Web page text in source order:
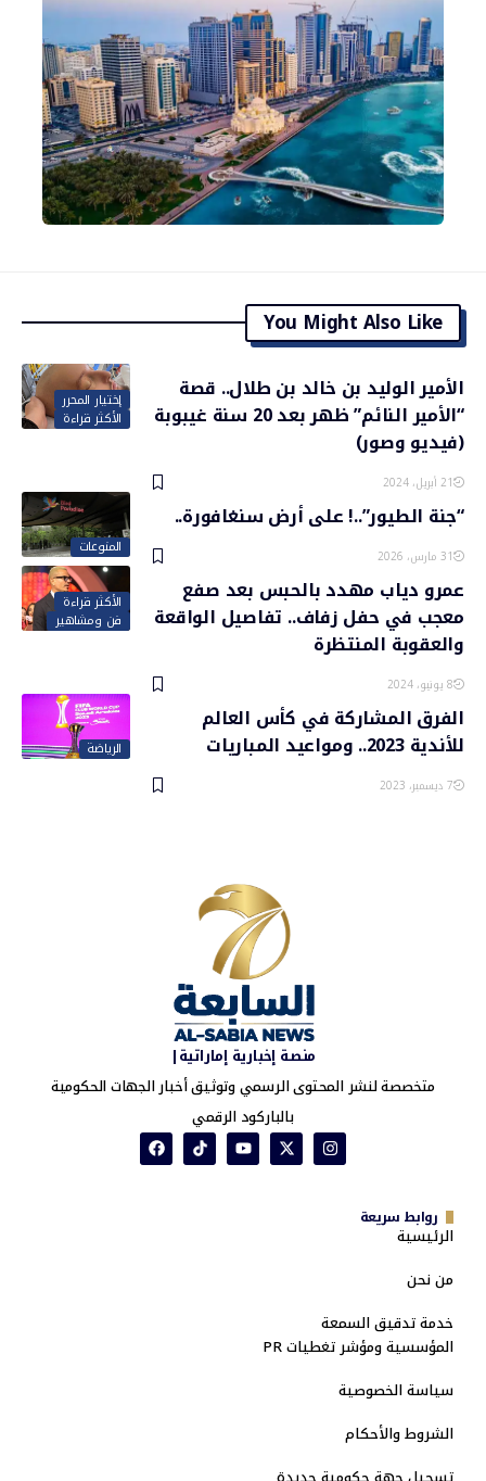
You Might Also Like
إختيار المحرر
الأكثر قراءة
الأمير الوليد بن خالد بن طلال.. قصة
“الأمير النائم” ظهر بعد 20 سنة غيبوبة
(فيديو وصور)
21 أبريل، 2024
المنوعات
“جنة الطيور”..! على أرض سنغافورة..
31 مارس، 2026
الأكثر قراءة
فن ومشاهير
عمرو دياب مهدد بالحبس بعد صفع
معجب في حفل زفاف.. تفاصيل الواقعة
والعقوبة المنتظرة
8 يونيو، 2024
الرياضة
الفرق المشاركة في كأس العالم
للأندية 2023.. ومواعيد المباريات
7 ديسمبر، 2023
منصة إخبارية إماراتية|
متخصصة لنشر المحتوى الرسمي وتوثيق أخبار الجهات الحكومية
بالباركود الرقمي
روابط سريعة
الرئيسية
من نحن
خدمة تدقيق السمعة
المؤسسية ومؤشر تغطيات PR
سياسة الخصوصية
الشروط والأحكام